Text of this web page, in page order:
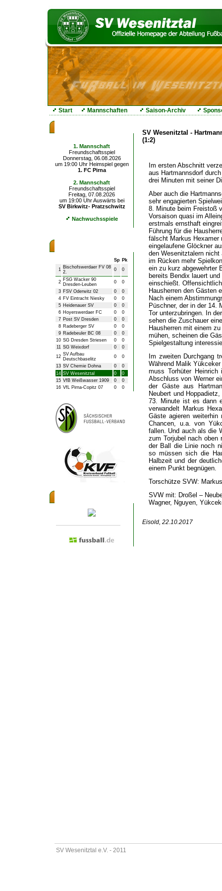
Start Mannschaften Saison-Archiv
1. Mannschaft
Freundschaftsspiel
Donnerstag, 06.08.2026
um 19:00 Uhr Heimspiel gegen
1. FC Pirna
2. Mannschaft
Freundschaftsspiel
Freitag, 07.08.2026
um 19:00 Uhr Auswärts bei
SV Birkwitz- Pratzschwitz
Nachwuchsspiele
Sp Pk
1 Bischofswerdaer FV 08
2.
0 0
2 FSG Wacker 90
Dresden-Leuben
0
0
3 FSV Oderwitz 02 0
0
4 FV Eintracht Niesky 0
0
5 Heidenauer SV 0
0
6 Hoyerswerdaer FC 0
0
7 Post SV Dresden 0
0
8 Radeberger SV 0
0
9 Radebeuler BC 08 0
0
10 SG Dresden Striesen 0
0
11 SG Weixdorf 0
0
12 SV Aufbau
Deutschbaselitz
0
0
13 SV Chemie Dohna 0
0
14 SV Wesenitztal 0
0
15 VfB Weißwasser 1909 0
0
16 VfL Pirna-Copitz 07 0 0
SV Wesenitztal -
(1:2)
Im ersten Abschnitt
aus Hartmannsdorf
drei Minuten mit seiner
Aber auch die
sehr engagierten
8. Minute beim Freistoß
Vorsaison quasi im
erstmals ernsthaft
Führung für die
fälscht Markus Hexamer
eingelaufene Glöckner
den Wesenitztalern
im Rücken mehr
ein zu kurz abgewehrter
bereits Bendix lauert
einschießt.
Hausherren den Gästen
Nach einem
Püschner, der in der 14.
Tor unterzubringen. In
sehen die Zuschauer
Hausherren mit einem
mühen, scheinen die
Spielgestaltung
Im zweiten Durchgang
Während Malik
muss Torhüter
Abschluss von Werner
der Gäste aus
Neubert und
73. Minute ist es dann
verwandelt Markus
Gäste agieren
Chancen, u.a. von
fallen. Und auch als die
zum Torjubel nach oben
der Ball die Linie noch
so müssen sich die
Halbzeit und der
einem Punkt begnügen.
Torschütze SVW:
SVW mit: Droßel –
Wagner, Nguyen,
Eisold, 22.10.2017
SV Wesenitztal e.V. - 2011